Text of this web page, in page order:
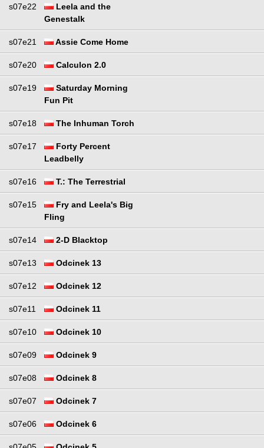
s07e22
Leela and the
Genestalk
s07e21 Assie Come Home
s07e20 Calculon 2.0
s07e19
Saturday Morning
Fun Pit
s07e18 The Inhuman Torch
s07e17
Forty Percent
Leadbelly
s07e16 T.: The Terrestrial
s07e15
Fry and Leela's Big
Fling
s07e14 2-D Blacktop
s07e13 Odcinek 13
s07e12 Odcinek 12
s07e11 Odcinek 11
s07e10 Odcinek 10
s07e09 Odcinek 9
s07e08 Odcinek 8
s07e07 Odcinek 7
s07e06 Odcinek 6